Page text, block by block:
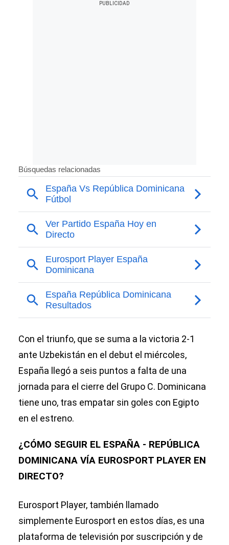
Con el triunfo, que se suma a la victoria 2-1
ante Uzbekistán en el debut el miércoles,
España llegó a seis puntos a falta de una
jornada para el cierre del Grupo C. Dominicana
tiene uno, tras empatar sin goles con Egipto
en el estreno.
¿CÓMO SEGUIR EL ESPAÑA - REPÚBLICA
DOMINICANA VÍA EUROSPORT PLAYER EN
DIRECTO?
Eurosport Player, también llamado
simplemente Eurosport en estos días, es una
plataforma de televisión por suscripción y de